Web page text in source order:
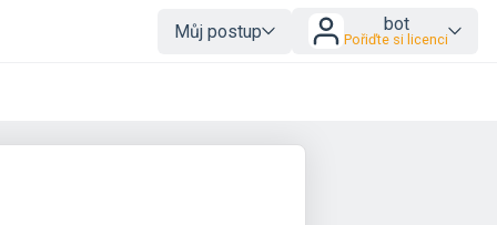
Můj postup bot
Pořiďte si licenci